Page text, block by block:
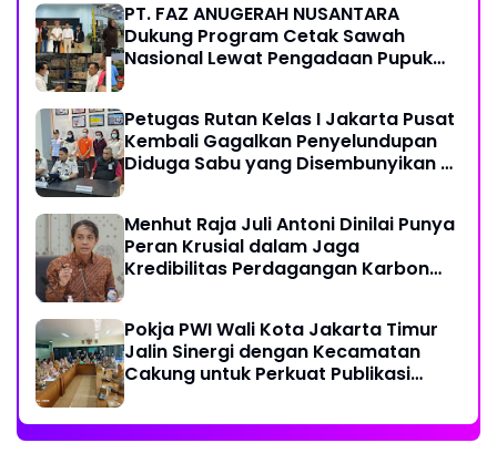
PT. FAZ ANUGERAH NUSANTARA
Dukung Program Cetak Sawah
Nasional Lewat Pengadaan Pupuk
Petugas Rutan Kelas I Jakarta Pusat
Kembali Gagalkan Penyelundupan
Diduga Sabu yang Disembunyikan di
Menhut Raja Juli Antoni Dinilai Punya
Peran Krusial dalam Jaga
Kredibilitas Perdagangan Karbon
Pokja PWI Wali Kota Jakarta Timur
Jalin Sinergi dengan Kecamatan
Cakung untuk Perkuat Publikasi